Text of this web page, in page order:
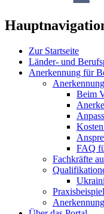
Zur Startseite
Länder- und
Anerkennung für
Beim
FAQ
Fachkräfte